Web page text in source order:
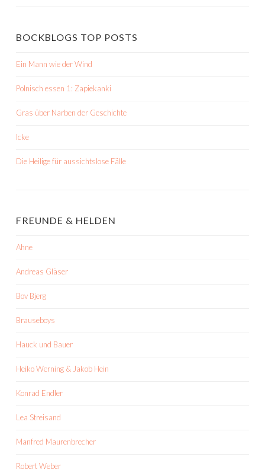
BOCKBLOGS TOP POSTS
Ein Mann wie der Wind
Polnisch essen 1: Zapiekanki
Gras über Narben der Geschichte
Icke
Die Heilige für aussichtslose Fälle
FREUNDE & HELDEN
Ahne
Andreas Gläser
Bov Bjerg
Brauseboys
Hauck und Bauer
Heiko Werning & Jakob Hein
Konrad Endler
Lea Streisand
Manfred Maurenbrecher
Robert Weber